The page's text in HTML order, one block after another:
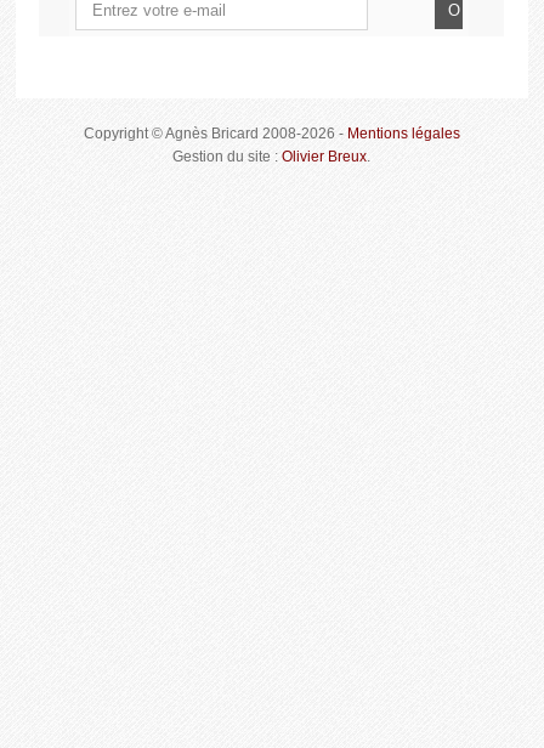
Copyright © Agnès Bricard 2008-2026 - Mentions légales
Gestion du site :Olivier Breux.